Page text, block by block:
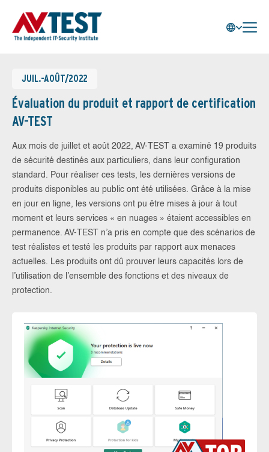
JUIL.-AOÛT/2022
Évaluation du produit et rapport de certification
AV-TEST
Aux mois de juillet et août 2022, AV-TEST a examiné 19 produits
de sécurité destinés aux particuliers, dans leur configuration
standard. Pour réaliser ces tests, les dernières versions de
produits disponibles au public ont été utilisées. Grâce à la mise
en jour en ligne, les versions ont pu être mises à jour à tout
moment et leurs services « en nuages » étaient accessibles en
permanence. AV-TEST n’a pris en compte que des scénarios de
test réalistes et testé les produits par rapport aux menaces
actuelles. Les produits ont dû prouver leurs capacités lors de
l’utilisation de l’ensemble des fonctions et des niveaux de
protection.